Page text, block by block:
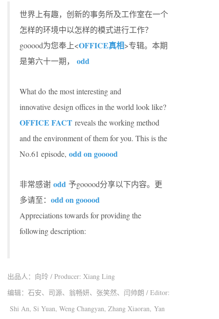
世界上有趣，创新的事务所及工作室在一个
怎样的环境中以怎样的模式进行工作？
gooood为您奉上<OFFICE真相>专辑。本期
是第六十一期， odd
What do the most interesting and
innovative design offices in the world look like?
OFFICE FACT reveals the working method
and the environment of them for you. This is the
No.61 episode, odd on gooood
非常感谢 odd 予gooood分享以下内容。更
多请至： odd on gooood
Appreciations towards for providing the
following description:
出品人：向玲 / Producer: Xiang Ling
编辑：石安、司源、翁畅妍、张笑然、闫帅朗 / Editor:
Shi An, Si Yuan, Weng Changyan, Zhang Xiaoran, Yan